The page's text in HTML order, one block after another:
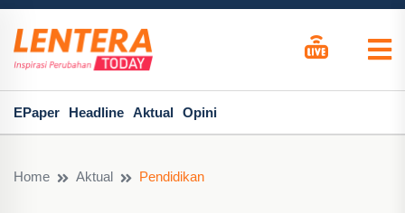
EPaper Headline Aktual Opini
Home Aktual Pendidikan